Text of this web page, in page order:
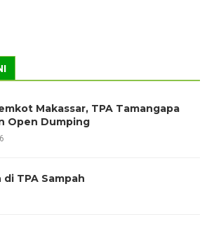
Makassar, TPA Tamangapa
Open Dumping
TPA Sampah